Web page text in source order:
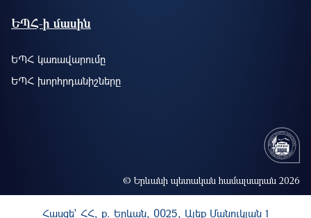
ԵՊՀ-ի մասին
ԵՊՀ կառավարումը
ԵՊՀ խորհրդանիշները
© Երևանի պետական համալսարան 2026
Հասցե` ՀՀ, ք. Երևան, 0025, Ալեք Մանուկյան 1